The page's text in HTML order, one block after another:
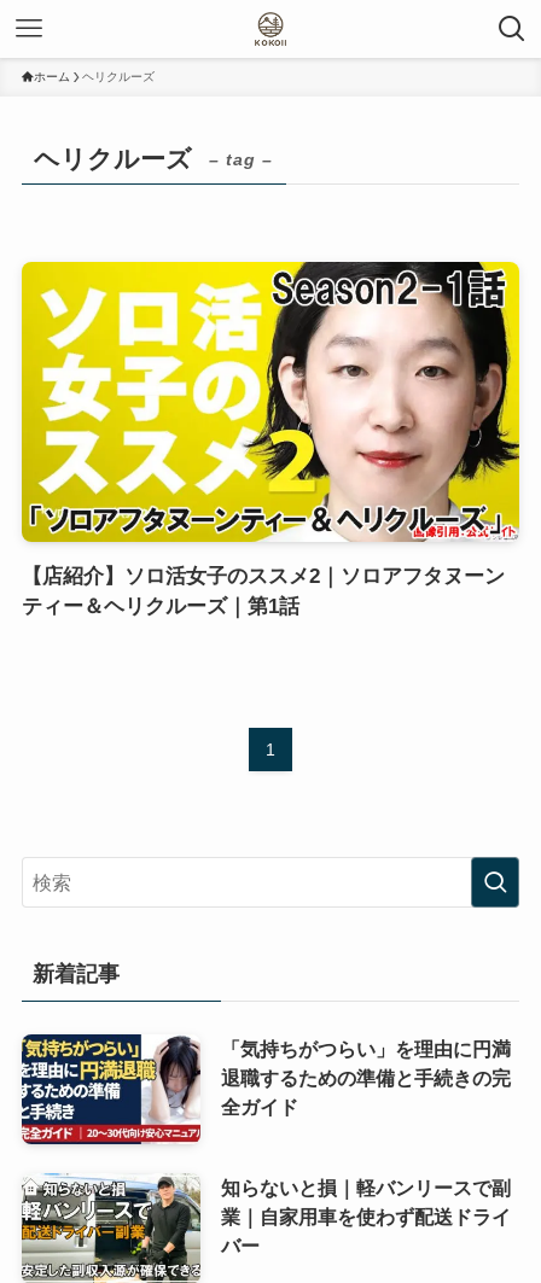
ホーム ヘリクルーズ
ヘリクルーズ – tag –
【店紹介】ソロ活女子のススメ2｜ソロアフタヌーン
ティー＆ヘリクルーズ｜第1話
1
新着記事
「気持ちがつらい」を理由に円満
退職するための準備と手続きの完
全ガイド
知らないと損｜軽バンリースで副
業｜自家用車を使わず配送ドライ
バー